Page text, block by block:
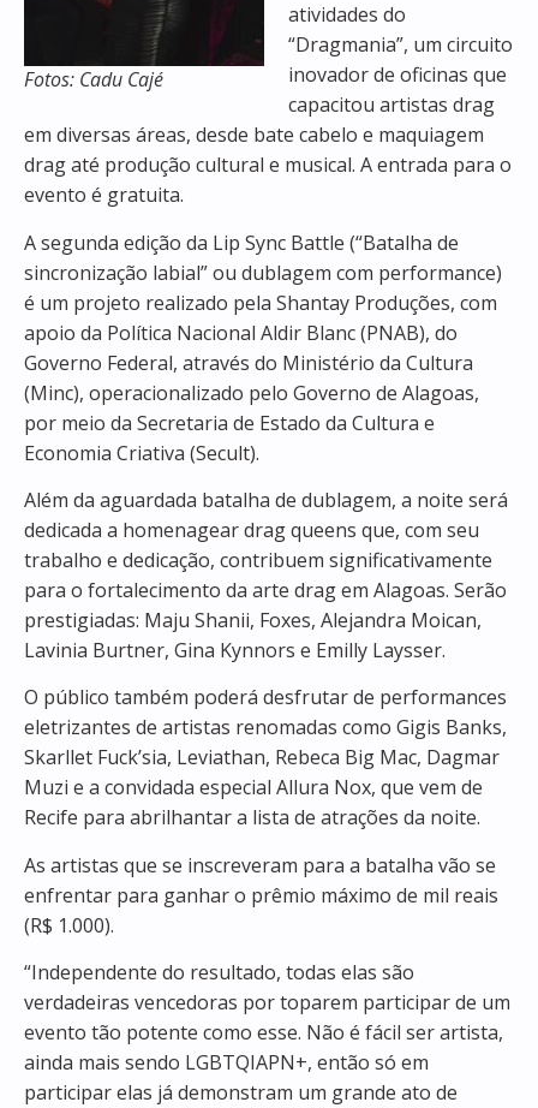
Fotos: Cadu Cajé
atividades do
“Dragmania”, um circuito
inovador de oficinas que
capacitou artistas drag
em diversas áreas, desde bate cabelo e maquiagem
drag até produção cultural e musical. A entrada para o
evento é gratuita.
A segunda edição da Lip Sync Battle (“Batalha de
sincronização labial” ou dublagem com performance)
é um projeto realizado pela Shantay Produções, com
apoio da Política Nacional Aldir Blanc (PNAB), do
Governo Federal, através do Ministério da Cultura
(Minc), operacionalizado pelo Governo de Alagoas,
por meio da Secretaria de Estado da Cultura e
Economia Criativa (Secult).
Além da aguardada batalha de dublagem, a noite será
dedicada a homenagear drag queens que, com seu
trabalho e dedicação, contribuem significativamente
para o fortalecimento da arte drag em Alagoas. Serão
prestigiadas: Maju Shanii, Foxes, Alejandra Moican,
Lavinia Burtner, Gina Kynnors e Emilly Laysser.
O público também poderá desfrutar de performances
eletrizantes de artistas renomadas como Gigis Banks,
Skarllet Fuck’sia, Leviathan, Rebeca Big Mac, Dagmar
Muzi e a convidada especial Allura Nox, que vem de
Recife para abrilhantar a lista de atrações da noite.
As artistas que se inscreveram para a batalha vão se
enfrentar para ganhar o prêmio máximo de mil reais
(R$ 1.000).
“Independente do resultado, todas elas são
verdadeiras vencedoras por toparem participar de um
evento tão potente como esse. Não é fácil ser artista,
ainda mais sendo LGBTQIAPN+, então só em
participar elas já demonstram um grande ato de